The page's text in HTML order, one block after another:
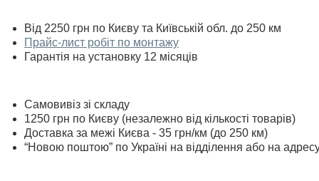
Від 2250 грн по Києву та Київській обл. до 250 км
Прайс-лист робіт по монтажу
Гарантія на установку 12 місяців
Самовивіз зі складу
1250 грн по Києву (незалежно від кількості товарів)
Доставка за межі Києва - 35 грн/км (до 250 км)
“Новою поштою” по Україні на відділення або на